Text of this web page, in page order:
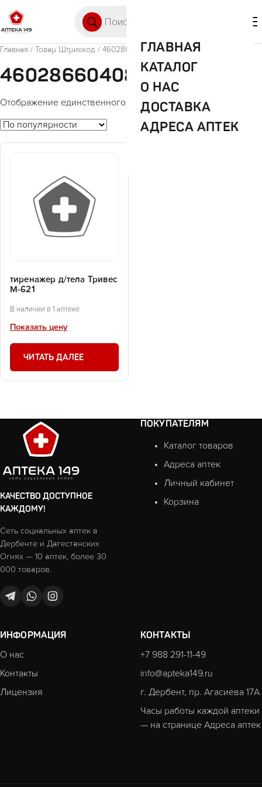
ГЛАВНАЯ
КАТАЛОГ
О НАС
ДОСТАВКА
АДРЕСА АПТЕК
Главная / Товар Штрихкод / 4602866040815
4602866040815
Отображение единственного товара
тиренажер д/тела Тривес
М-621
В наличии в 1 аптеке
Показать цену
ЧИТАТЬ ДАЛЕЕ
КАЧЕСТВО ДОСТУПНОЕ
КАЖДОМУ!
Сеть социальных аптек в
Дербенте и Дагестанских
Огнях — 10 аптек, более 30
000 товаров.
ПОКУПАТЕЛЯМ
Каталог товаров
Адреса аптек
Личный кабинет
Корзина
ИНФОРМАЦИЯ
О нас
Контакты
Лицензия
КОНТАКТЫ
+7 988 291-11-49
info@apteka149.ru
г. Дербент, пр. Агасиева 17А
Часы работы каждой аптеки
— на странице Адреса аптек